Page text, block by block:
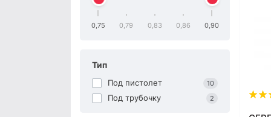
0,75 0,79 0,83 0,86 0,90
Тип
Под пистолет 10
Под трубочку 2